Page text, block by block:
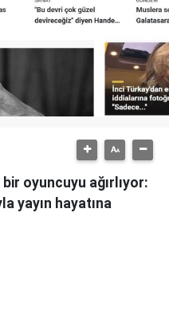
oyuncuyu ağırlıyor:
yayın hayatına